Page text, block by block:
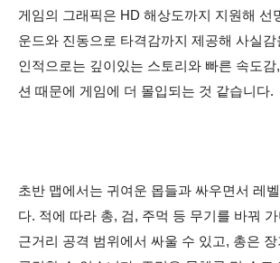
게임의 그래픽은 HD 해상도까지 지원해 선
운드와 진동으로 타격감까지 제공해 사실감
인적으로는 깊이 있는 스토리와 빠른 속도감
션 때문에 게임에 더 몰입되는 것 같습니다.
초반 맵에서는 귀여운 몹들과 싸우면서 레
다. 적에 따라 총, 검, 주먹 등 무기를 바꿔
근거리 공격 범위에서 싸울 수 있고, 총은